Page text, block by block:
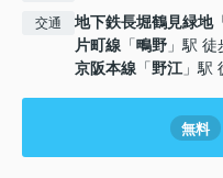
交通 地下鉄長堀鶴見緑地
片町線 「鴫野 」駅
京阪本線 「野江」駅
無料